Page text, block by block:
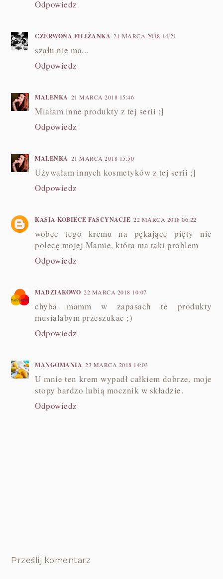
Odpowiedz
CZERWONA FILIŻANKA 21 MARCA 2018 14:21
szału nie ma...
Odpowiedz
MALENKA 21 MARCA 2018 15:46
Miałam inne produkty z tej serii ;]
Odpowiedz
MALENKA 21 MARCA 2018 15:50
Używałam innych kosmetyków z tej serii ;]
Odpowiedz
KASIA KOBIECE FASCYNACJE 22 MARCA 2018 06:22
wobec tego kremu na pękające pięty nie
polecę mojej Mamie, która ma taki problem
Odpowiedz
MADZIAKOWO 22 MARCA 2018 10:07
chyba mamm w zapasach te produkty
musialabym przeszukac ;)
Odpowiedz
MANGOMANIA 23 MARCA 2018 14:03
U mnie ten krem wypadł całkiem dobrze, moje
stopy bardzo lubią mocznik w składzie.
Odpowiedz
Prześlij komentarz